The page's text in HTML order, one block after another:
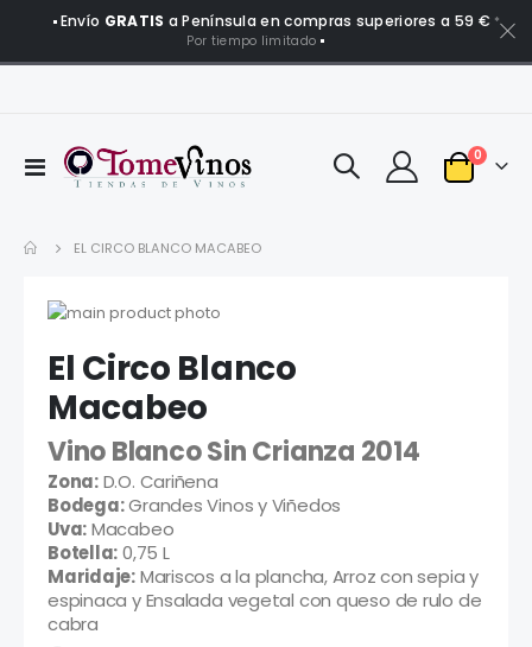
Envío GRATIS a Península en compras superiores a 59 € *
Por tiempo limitado
Toggle
Carro
0
EL CIRCO BLANCO MACABEO
Saltar
final
de
la
galería
de
imágenes
al
comienzo
de
la
galería
de
imágenes
El Circo Blanco
Macabeo
Vino Blanco Sin Crianza 2014
Zona:D.O. Cariñena
Bodega:Grandes Vinos y Viñedos
Uva:Macabeo
Botella:0,75 L
Maridaje:Mariscos a la plancha, Arroz con sepia y
espinaca y Ensalada vegetal con queso de rulo de
cabra